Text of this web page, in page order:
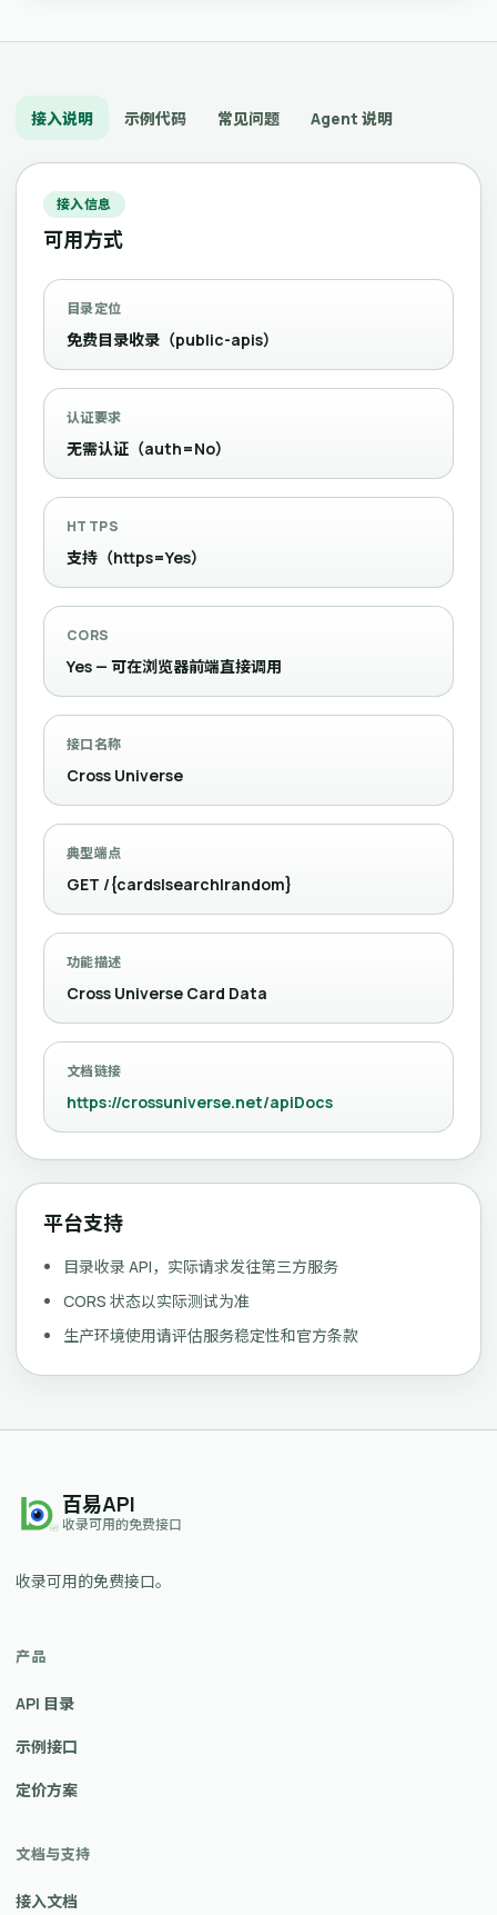
接入说明 示例代码 常见问题 Agent 说明
接入信息
可用方式
目录定位
免费目录收录（public-apis）
认证要求
无需认证（auth=No）
HTTPS
支持（https=Yes）
CORS
Yes — 可在浏览器前端直接调用
接口名称
Cross Universe
典型端点
GET /{cards|search|random}
功能描述
Cross Universe Card Data
文档链接
https://crossuniverse.net/apiDocs
平台支持
目录收录 API，实际请求发往第三方服务
CORS 状态以实际测试为准
生产环境使用请评估服务稳定性和官方条款
百易API
收录可用的免费接口
收录可用的免费接口。
产品
API 目录
示例接口
定价方案
文档与支持
接入文档